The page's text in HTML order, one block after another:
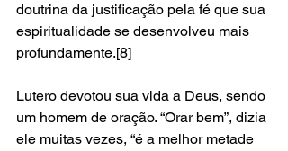
doutrina da justificação pela fé que sua
espiritualidade se desenvolveu mais
profundamente.[8]
Lutero devotou sua vida a Deus, sendo
um homem de oração. “Orar bem”, dizia
ele muitas vezes, “é a melhor metade